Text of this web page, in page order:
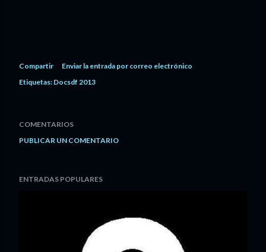
Compartir
Enviar la entrada por correo electrónico
Etiquetas: Docsdf 2013
COMENTARIOS
PUBLICAR UN COMENTARIO
ENTRADAS POPULARES